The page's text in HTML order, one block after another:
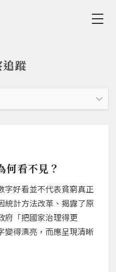
content
蹤
何看不見？
字好看並不代表貧窮真正
統計方法改革、揭露了原
府「把國家治理得更
變得漂亮，而應呈現清晰